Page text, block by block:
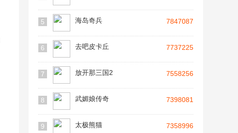
5 海岛奇兵 7847087
6 去吧皮卡丘 7737225
7 放开那三国2 7558256
8 武媚娘传奇 7398081
9 太极熊猫 7358996